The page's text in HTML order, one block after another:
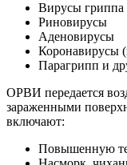
Вирусы гриппа
Риновирусы
Аденовирусы
Коронавирусы
Парагрипп и
ОРВИ передается
зараженными
включают:
Повышенную